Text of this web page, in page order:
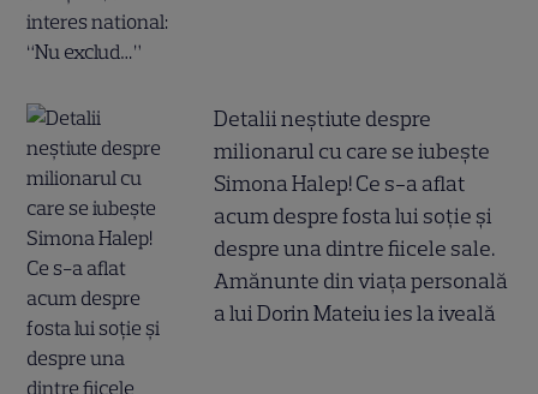
Detalii neștiute despre
milionarul cu care se iubește
Simona Halep! Ce s-a aflat
acum despre fosta lui soție și
despre una dintre fiicele sale.
Amănunte din viața personală
a lui Dorin Mateiu ies la iveală